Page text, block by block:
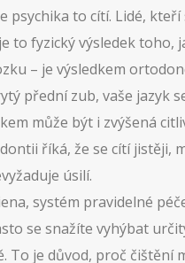
psychika to cítí. Lidé,
to fyzický výsledek toho,
– je výsledkem
přední zub, vaše jazyk
může být i zvýšená
říká, že se cítí jistěji,
úsilí.
, systém pravidelné
se snažíte vyhýbat
To je důvod, proč